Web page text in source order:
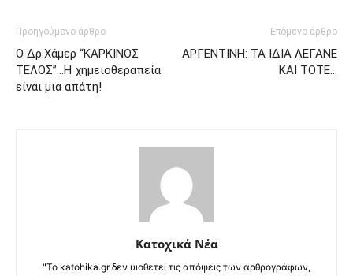
Προηγούμενο άρθρο
Ο Δρ.Χάμερ “ΚΑΡΚΙΝΟΣ
ΤΕΛΟΣ”…Η χημειοθεραπεία
είναι μια απάτη!
Επόμενο άρθρο
ΑΡΓΕΝΤΙΝΗ: ΤΑ ΙΔΙΑ ΛΕΓΑΝΕ
ΚΑΙ ΤΟΤΕ…
Κατοχικά Νέα
"Το katohika.gr δεν υιοθετεί τις απόψεις των αρθρογράφων,